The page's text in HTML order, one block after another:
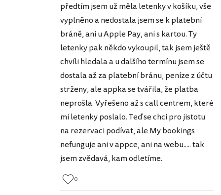
předtím jsem už měla letenky v košíku, vše
vyplněno a nedostala jsem se k platební
bráně, ani u Apple Pay, ani s kartou. Ty
letenky pak někdo vykoupil, tak jsem ještě
chvíli hledala a u dalšího termínu jsem se
dostala až za platební bránu, peníze z účtu
strženy, ale appka se tvářila, že platba
neprošla. Vyřešeno až s call centrem, které
mi letenky poslalo. Teď se chci pro jistotu
na rezervaci podívat, ale My bookings
nefunguje ani v appce, ani na webu..... tak
jsem zvědavá, kam odletíme.
0